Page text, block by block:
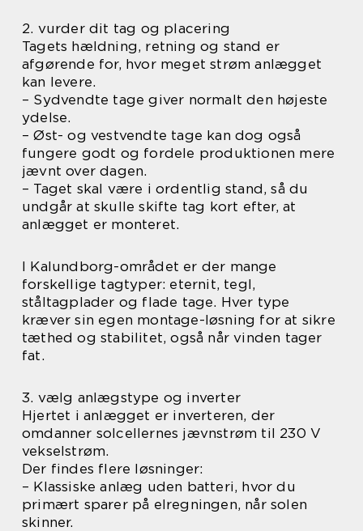
2. vurder dit tag og placering
Tagets hældning, retning og stand er
afgørende for, hvor meget strøm anlægget
kan levere.
– Sydvendte tage giver normalt den højeste
ydelse.
– Øst- og vestvendte tage kan dog også
fungere godt og fordele produktionen mere
jævnt over dagen.
– Taget skal være i ordentlig stand, så du
undgår at skulle skifte tag kort efter, at
anlægget er monteret.
I Kalundborg-området er der mange
forskellige tagtyper: eternit, tegl,
ståltagplader og flade tage. Hver type
kræver sin egen montage-løsning for at sikre
tæthed og stabilitet, også når vinden tager
fat.
3. vælg anlægstype og inverter
Hjertet i anlægget er inverteren, der
omdanner solcellernes jævnstrøm til 230 V
vekselstrøm.
Der findes flere løsninger:
– Klassiske anlæg uden batteri, hvor du
primært sparer på elregningen, når solen
skinner.